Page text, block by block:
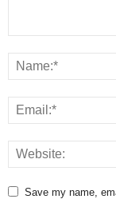
Save my name,